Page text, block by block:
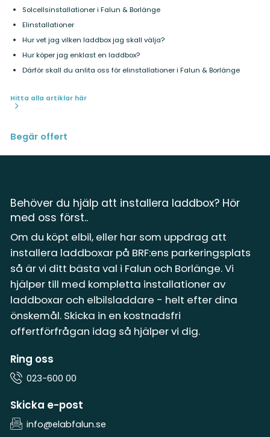
Solcellsinstallationer i Falun & Borlänge
Elinstallationer
Hur vet jag vilken laddbox jag skall välja?
Hur köper jag enklast en laddbox?
Därför skall du anlita oss för elinstallationer i Falun & Borlänge
Hitta alla artiklar här
Begär offert
Behöver du hjälp att installera laddbox? Hör
med oss först..
Om du köpt elbil, eller har som uppdrag att
installera laddboxar på BRF:ens parkeringsplats
så är vi ditt bästa val i Falun och Borlänge. Vi
hjälper till med kompletta installationer av
laddboxar och elbilsladdare - helt efter dina
önskemål. Skicka in en kostnadsfri
offertförfrågan idag så hjälper vi dig.
Ring oss
023-600 00
Skicka e-post
info@elabfalun.se